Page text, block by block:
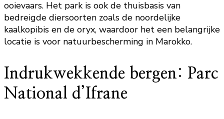
ooievaars. Het park is ook de thuisbasis van
bedreigde diersoorten zoals de noordelijke
kaalkopibis en de oryx, waardoor het een belangrijke
locatie is voor natuurbescherming in Marokko.
Indrukwekkende bergen: Parc
National d’Ifrane